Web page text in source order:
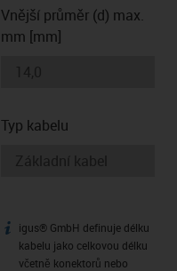
Vnější průměr (d) max.
mm [mm]
Typ kabelu
igus-icon-info
igus® GmbH definuje délku
kabelu jako celkovou délku
včetně konektorů nebo